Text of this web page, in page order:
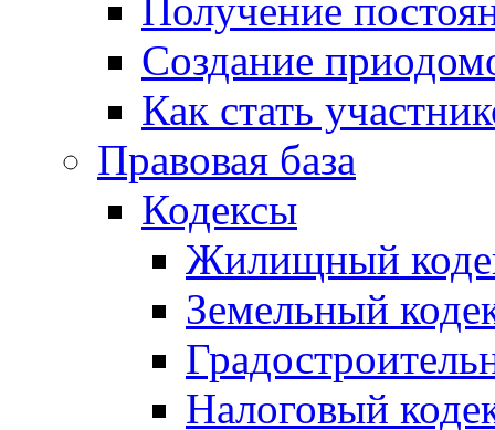
Получение
Создание
Как стать
Правовая база
Кодексы
Жилищный
Земельный
Налоговый